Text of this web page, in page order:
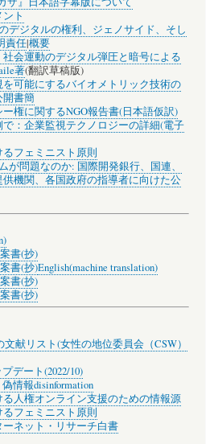
ト
デジタルの権利、ジェノサイド、そし
責任|概要
社会運動のデジタル弾圧と暗号による
著(翻訳草稿版)
可能にするバイオメトリック技術の
開書簡
権に関するNGO報告書(日本語仮訳)
：企業監視テクノロジーの詳細(電子
フェミニスト原則
が問題なのか: 国際開発銀行、国連、
機関、各国政府の指導者に向けた公
書(抄)
書(抄)English(machine translation)
書(抄)
書(抄)
献リスト(女性の地位委員会（CSW）
デート(2022/10)
情報disinformation
人権オンライン支援のための情報源
フェミニスト原則
ネット・リサーチ白書